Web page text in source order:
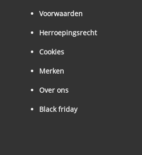
Voorwaarden
Herroepingsrecht
Cookies
Merken
Over ons
Black friday